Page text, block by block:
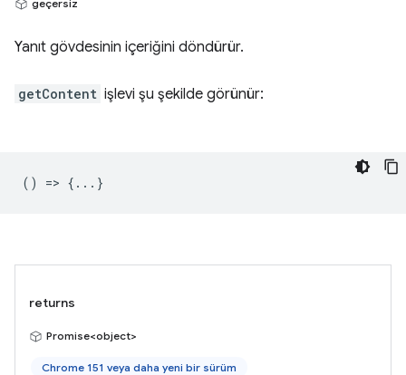
geçersiz
Yanıt gövdesinin içeriğini döndürür.
getContent işlevi şu şekilde görünür:
() => {...}
returns
Promise<object>
Chrome 151 veya daha yeni bir sürüm